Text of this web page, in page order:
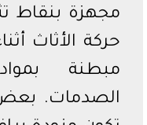
مجهزة بنقاط
حركة الأثاث
مبطنة
الصدمات. بعض